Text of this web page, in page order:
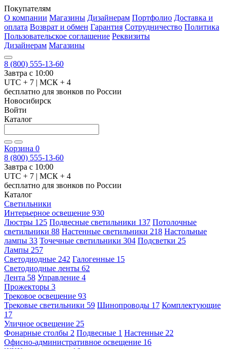
Покупателям
О компании Магазины Дизайнерам Портфолио Доставка и
оплата Возврат и обмен Гарантия Сотрудничество Политика
Пользовательское соглашение Реквизиты
Дизайнерам Магазины
8 (800) 555-13-60
Завтра с 10:00
UTC + 7 | МСК + 4
бесплатно для звонков по России
Новосибирск
Войти
Каталог
Корзина 0
8 (800) 555-13-60
Завтра с 10:00
UTC + 7 | МСК + 4
бесплатно для звонков по России
Каталог
Светильники
Интерьерное освещение 930
Люстры 125 Подвесные светильники 137 Потолочные
светильники 88 Настенные светильники 218 Настольные
лампы 33 Точечные светильники 304 Подсветки 25
Лампы 257
Светодиодные 242 Галогенные 15
Светодиодные ленты 62
Лента 58 Управление 4
Прожекторы 3
Трековое освещение 93
Трековые светильники 59 Шинопроводы 17 Комплектующие
17
Уличное освещение 25
Фонарные столбы 2 Подвесные 1 Настенные 22
Офисно-административное освещение 16